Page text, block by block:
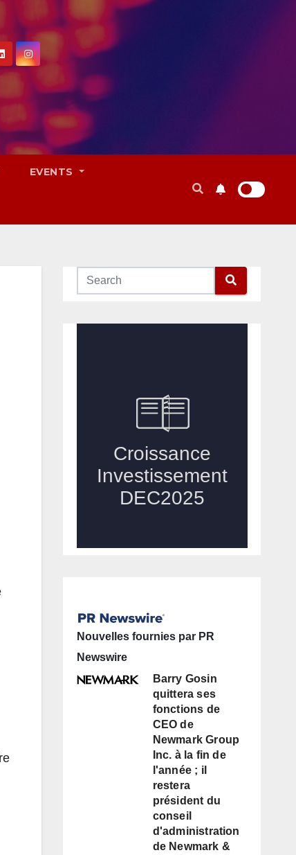
EVENTS
Nouvelles fournies par PR
Newswire
Barry Gosin
quittera ses
fonctions de
CEO de
Newmark Group
Inc. à la fin de
l'année ; il
restera
président du
conseil
d'administration
de Newmark &